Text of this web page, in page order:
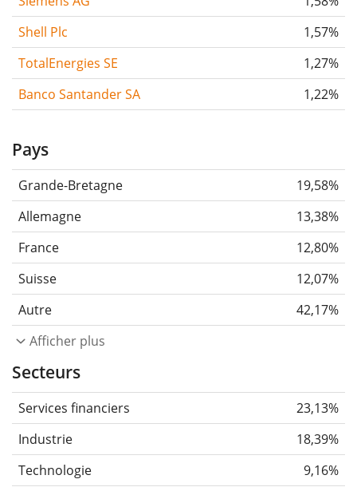
Shell Plc
1,57%
TotalEnergies SE
1,27%
Banco Santander SA
1,22%
Pays
Grande-Bretagne
19,58%
Allemagne
13,38%
France
12,80%
Suisse
12,07%
Autre
42,17%
Afficher plus
Secteurs
Services financiers
23,13%
Industrie
18,39%
Technologie
9,16%